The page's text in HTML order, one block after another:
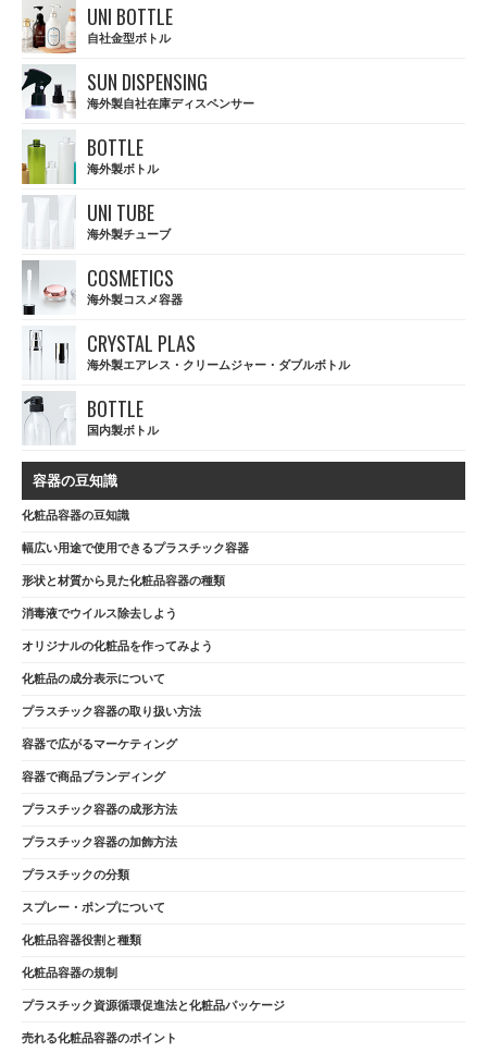
UNI BOTTLE
自社金型ボトル
SUN DISPENSING
海外製自社在庫ディスペンサー
BOTTLE
海外製ボトル
UNI TUBE
海外製チューブ
COSMETICS
海外製コスメ容器
CRYSTAL PLAS
海外製エアレス・クリームジャー・ダブルボトル
BOTTLE
国内製ボトル
容器の豆知識
化粧品容器の豆知識
幅広い用途で使用できるプラスチック容器
形状と材質から見た化粧品容器の種類
消毒液でウイルス除去しよう
オリジナルの化粧品を作ってみよう
化粧品の成分表示について
プラスチック容器の取り扱い方法
容器で広がるマーケティング
容器で商品ブランディング
プラスチック容器の成形方法
プラスチック容器の加飾方法
プラスチックの分類
スプレー・ポンプについて
化粧品容器役割と種類
化粧品容器の規制
プラスチック資源循環促進法と化粧品パッケージ
売れる化粧品容器のポイント